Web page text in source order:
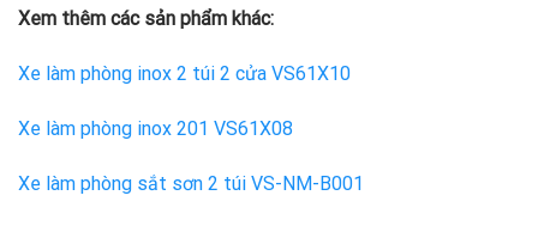
Xem thêm các sản phẩm khác:
Xe làm phòng inox 2 túi 2 cửa VS61X10
Xe làm phòng inox 201 VS61X08
Xe làm phòng sắt sơn 2 túi VS-NM-B001